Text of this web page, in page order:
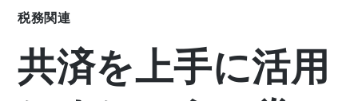
税務関連
共済を上手に活用